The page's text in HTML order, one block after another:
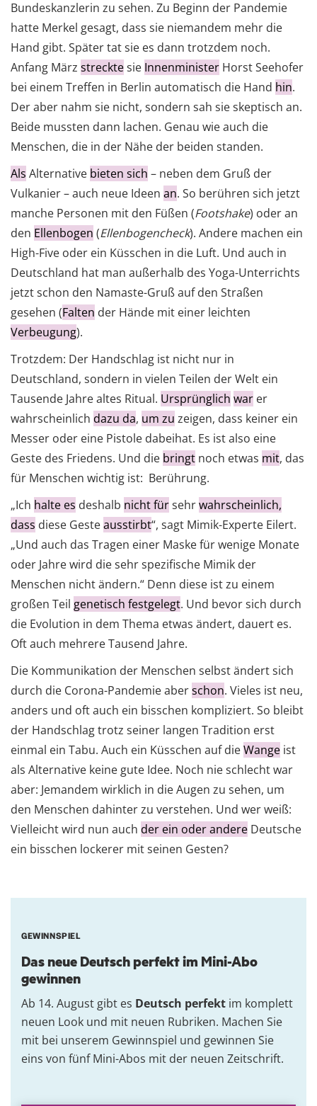
Bundeskanzlerin zu sehen. Zu Beginn der Pandemie
hatte Merkel gesagt, dass sie niemandem mehr die
Hand gibt. Später tat sie es dann trotzdem noch.
Anfang März strecktesie Innenminister Horst Seehofer
bei einem Treffen in Berlin automatisch die Hand hin.
Der aber nahm sie nicht, sondern sah sie skeptisch an.
Beide mussten dann lachen. Genau wie auch die
Menschen, die in der Nähe der beiden standen.
Als Alternative bieten sich – neben dem Gruß der
Vulkanier – auch neue Ideen an. So berühren sich jetzt
manche Personen mit den Füßen (Footshake) oder an
den Ellenbogen (Ellenbogencheck). Andere machen ein
High-Five oder ein Küsschen in die Luft. Und auch in
Deutschland hat man außerhalb des Yoga-Unterrichts
jetzt schon den Namaste-Gruß auf den Straßen
gesehen (Falten der Hände mit einer leichten
Verbeugung).
Trotzdem: Der Handschlag ist nicht nur in
Deutschland, sondern in vielen Teilen der Welt ein
Tausende Jahre altes Ritual. Ursprünglich war er
wahrscheinlich dazu da, um zu zeigen, dass keiner ein
Messer oder eine Pistole dabeihat. Es ist also eine
Geste des Friedens. Und die bringt noch etwas mit, das
für Menschen wichtig ist: Berührung.
„Ich halte es deshalb nicht fürsehrwahrscheinlich,
dass diese Gesteausstirbt“, sagt Mimik-Experte Eilert.
„Und auch das Tragen einer Maske für wenige Monate
oder Jahre wird die sehr spezifische Mimik der
Menschen nicht ändern.“ Denn diese ist zu einem
großen Teil genetisch festgelegt. Und bevor sich durch
die Evolution in dem Thema etwas ändert, dauert es.
Oft auch mehrere Tausend Jahre.
Die Kommunikation der Menschen selbst ändert sich
durch die Corona-Pandemie aberschon. Vieles ist neu,
anders und oft auch ein bisschen kompliziert. So bleibt
der Handschlag trotz seiner langen Tradition erst
einmal ein Tabu. Auch ein Küsschen auf dieWange ist
als Alternative keine gute Idee. Noch nie schlecht war
aber: Jemandem wirklich in die Augen zu sehen, um
den Menschen dahinter zu verstehen. Und wer weiß:
Vielleicht wird nun auch der ein oder andere Deutsche
ein bisschen lockerer mit seinen Gesten?
GEWINNSPIEL
Das neue Deutsch perfekt im Mini-Abo
gewinnen
Ab 14. August gibt es Deutsch perfekt im komplett
neuen Look und mit neuen Rubriken. Machen Sie
mit bei unserem Gewinnspiel und gewinnen Sie
eins von fünf Mini-Abos mit der neuen Zeitschrift.